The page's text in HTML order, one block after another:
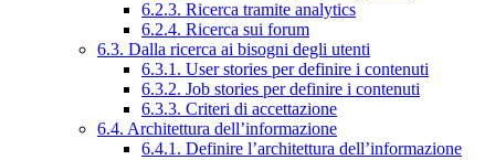
6.2.3. Ricerca tramite analytics
6.2.4. Ricerca sui forum
6.3. Dalla ricerca ai bisogni degli utenti
6.3.1. User stories per definire i contenuti
6.3.2. Job stories per definire i contenuti
6.3.3. Criteri di accettazione
6.4. Architettura dell’informazione
6.4.1. Definire l’architettura dell’informazione